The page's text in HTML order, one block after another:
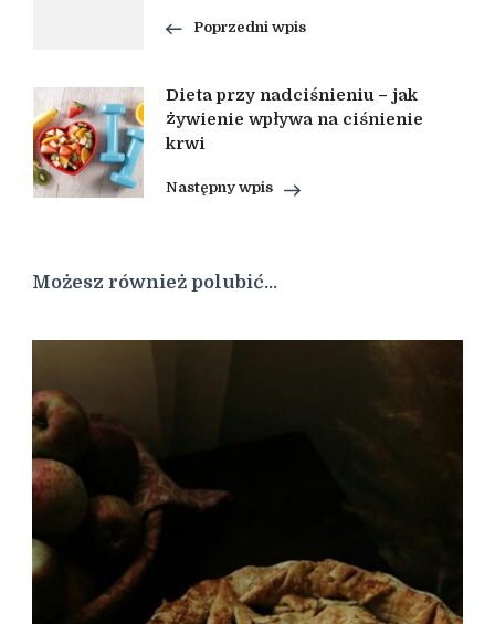
wpisu Poprzedni wpis
Dieta przy nadciśnieniu – jak
żywienie wpływa na ciśnienie
krwi
Następny wpis
Możesz również polubić…